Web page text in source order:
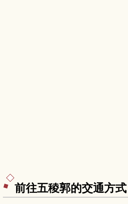
前往五稜郭的交通方式